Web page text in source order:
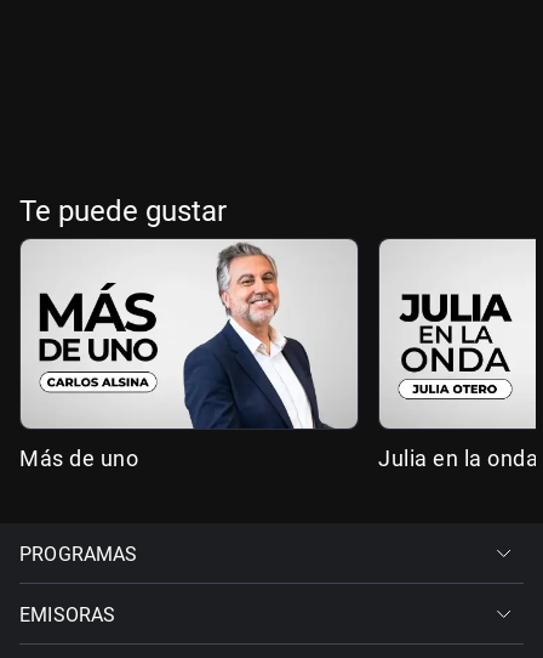
Te puede gustar
Más de uno Julia en la onda
PROGRAMAS
EMISORAS